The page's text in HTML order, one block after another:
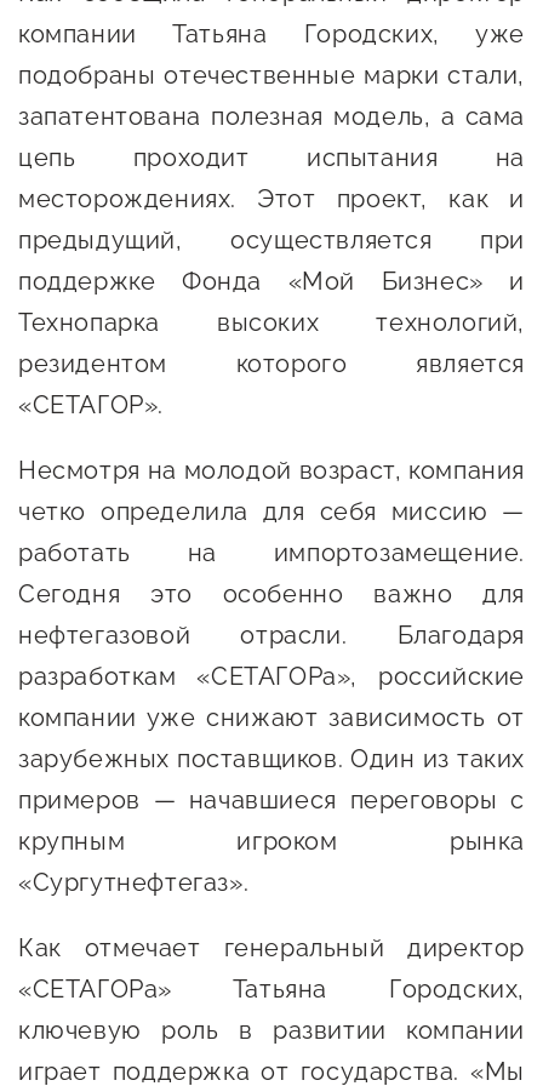
Истории успеха
Центр образовательных
программ и молодежного
О центре
Календарь
мероприятий для
Поддержка центра
Истории успеха
Центр инноваций
социальной сферы
Календарь
мероприятий для
Истории успеха
Проекты
Оказание услуг в
социальной сфере
Центр финансовой
О центре
Поддержка центра
Истории успеха
Центр инновационно-
креативного
предпринимательства
Проекты
Поддержка центра
Онлайн-витрина
Экскурсии на
производства
Нормативные
Центр поддержки экспорта
Справочник
предпринимателя
Организации,
предоставляющие поддержку
Каталог маркетплейсов
компании Татьяна Городских, уже
подобраны отечественные марки стали,
запатентована полезная модель, а сама
цепь проходит испытания на
месторождениях. Этот проект, как и
предыдущий, осуществляется при
поддержке Фонда «Мой Бизнес» и
Технопарка высоких технологий,
резидентом которого является
«СЕТАГОР».
Несмотря на молодой возраст, компания
четко определила для себя миссию —
работать на импортозамещение.
Сегодня это особенно важно для
нефтегазовой отрасли. Благодаря
разработкам «СЕТАГОРа», российские
компании уже снижают зависимость от
зарубежных поставщиков. Один из таких
примеров — начавшиеся переговоры с
крупным игроком рынка
«Сургутнефтегаз».
Как отмечает генеральный директор
«СЕТАГОРа» Татьяна Городских,
ключевую роль в развитии компании
играет поддержка от государства. «Мы